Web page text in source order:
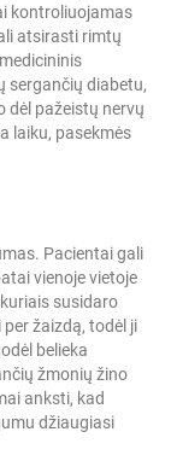
kontroliuojamas
atsirasti rimtų
sergančių diabetu,
dėl pažeistų nervų
laiku, pasekmės
Pacientai gali
vienoje vietoje
susidaro
žaizdą, todėl ji
belieka
žmonių žino
anksti, kad
džiaugiasi